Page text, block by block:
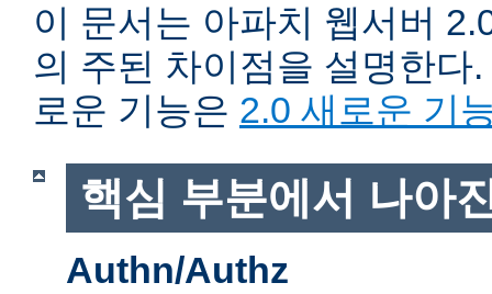
이 문서는 아파치 웹서버
의 주된 차이점을 설명한다
로운 기능은 2.0 새로운 기
핵심 부분에서 나아
Authn/Authz